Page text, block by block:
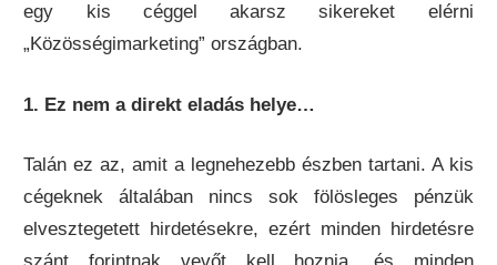
egy kis céggel akarsz sikereket elérni
„Közösségimarketing” országban.
1. Ez nem a direkt eladás helye…
Talán ez az, amit a legnehezebb észben tartani. A kis
cégeknek általában nincs sok fölösleges pénzük
elvesztegetett hirdetésekre, ezért minden hirdetésre